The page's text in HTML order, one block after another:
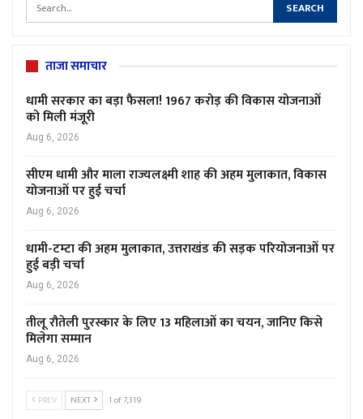
ताजा समाचार
धामी सरकार का बड़ा फैसला! 1967 करोड़ की विकास योजनाओं
को मिली मंजूरी
Aug 6, 2026
सीएम धामी और माला राज्यलक्ष्मी शाह की अहम मुलाकात, विकास
योजनाओं पर हुई चर्चा
Aug 6, 2026
धामी-टम्टा की अहम मुलाकात, उत्तराखंड की सड़क परियोजनाओं पर
हुई बड़ी चर्चा
Aug 6, 2026
तीलू रौतेली पुरस्कार के लिए 13 महिलाओं का चयन, जानिए किसे
मिलेगा सम्मान
Aug 6, 2026
PREV NEXT 1 of 7,319